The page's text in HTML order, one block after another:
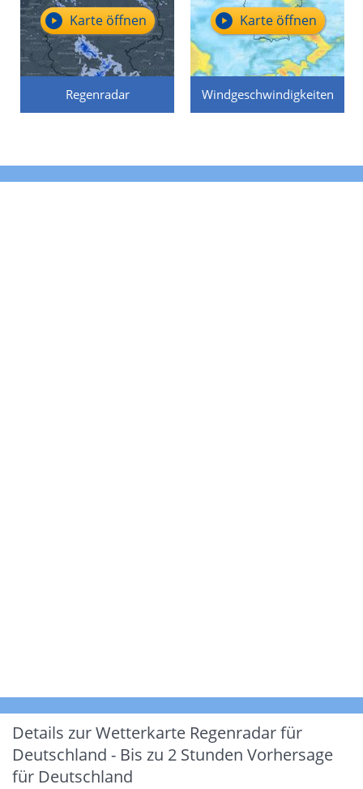
Regenradar
Karte öffnen
Windgeschwindigkeiten
Karte öffnen
Details zur Wetterkarte Regenradar für
Deutschland - Bis zu 2 Stunden Vorhersage
für Deutschland